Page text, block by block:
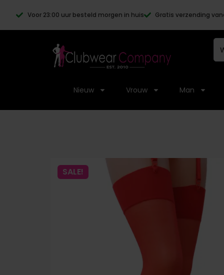
Voor 23:00 uur besteld morgen in huis Gratis verzending
Nieuw Vrouw Man
SALE!